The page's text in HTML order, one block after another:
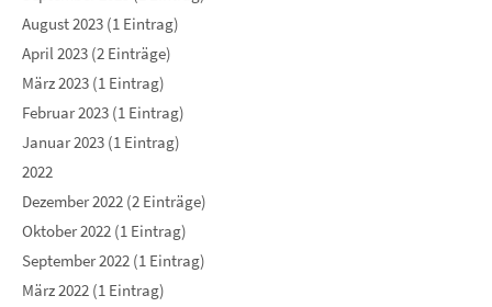
August 2023 (1 Eintrag)
April 2023 (2 Einträge)
März 2023 (1 Eintrag)
Februar 2023 (1 Eintrag)
Januar 2023 (1 Eintrag)
2022
Dezember 2022 (2 Einträge)
Oktober 2022 (1 Eintrag)
September 2022 (1 Eintrag)
März 2022 (1 Eintrag)